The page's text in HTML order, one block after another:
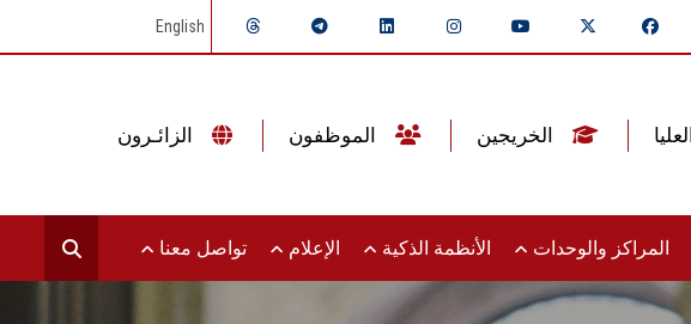
English
المراكز والوحدات الأنظمة الذكية الإعلام تواصل معنا